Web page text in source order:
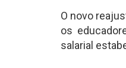
O novo
os
salarial